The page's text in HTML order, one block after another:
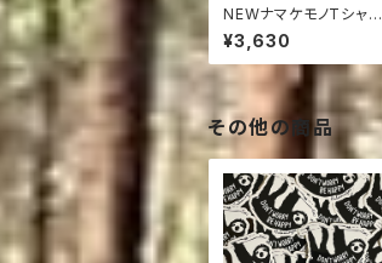
NEWナマケモノTシャツ
BLK（ DON'T THRO
W TRASH HERE )
¥3,630
その他の商品